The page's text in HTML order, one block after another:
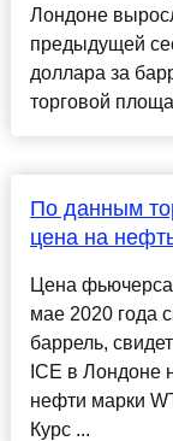
Лондоне
предыдущей
доллара за
торговой
По данным
цена на
Цена фьючерса
мае 2020 года
баррель,
ICE в Лондоне
нефти марки
Курс ...